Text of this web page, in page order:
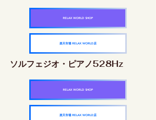
RELAX WORLD SHOP
楽天市場 RELAX WORLD店
ソルフェジオ・ピアノ528Hz
RELAX WORLD SHOP
楽天市場 RELAX WORLD店